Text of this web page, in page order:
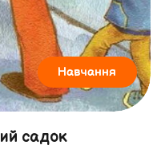
Навчання
садок